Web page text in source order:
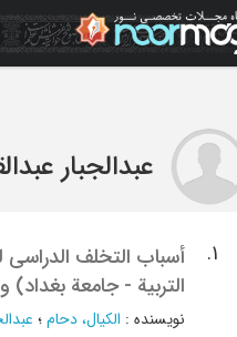
عبدالجبار
1.
أسباب التخلف الدراسی
التربیة - جامعة بغداد)
نویسنده : الکیال، دحام؛